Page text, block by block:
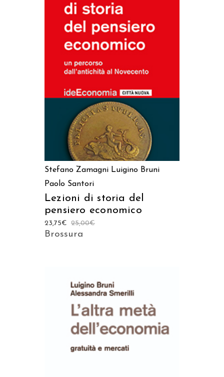
Stefano Zamagni Luigino Bruni
Paolo Santori
Lezioni di storia del
pensiero economico
25,00€
23,75€
Brossura